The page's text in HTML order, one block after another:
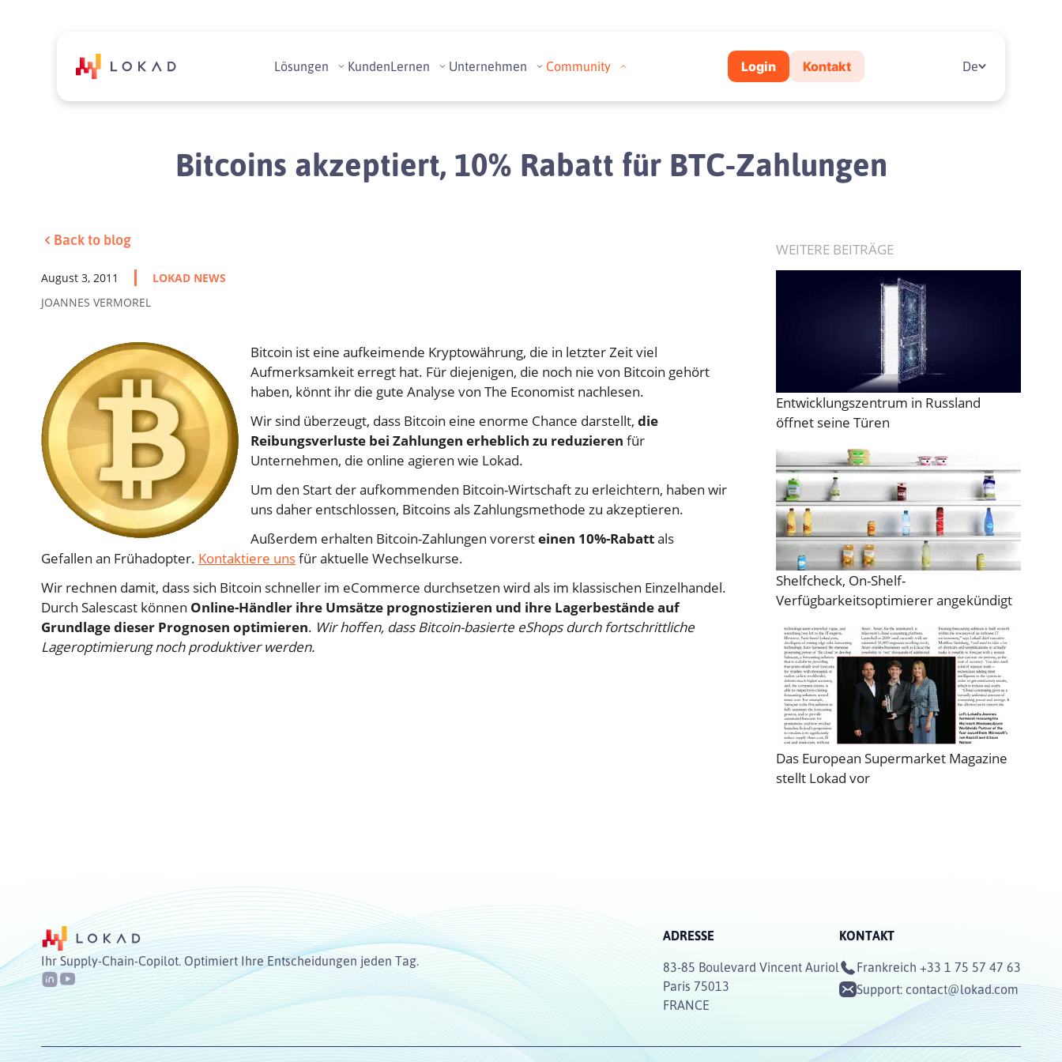
Lösungen KundenLernen Unternehmen Community Login Kontakt De
Bitcoins akzeptiert, 10% Rabatt für BTC-Zahlungen
Back to blog
August 3, 2011
LOKAD NEWS
JOANNES VERMOREL
Bitcoin ist eine aufkeimende Kryptowährung, die in letzter Zeit viel
Aufmerksamkeit erregt hat. Für diejenigen, die noch nie von Bitcoin gehört
haben, könnt ihr die gute Analyse von The Economist nachlesen.
Wir sind überzeugt, dass Bitcoin eine enorme Chance darstellt, die
Reibungsverluste bei Zahlungen erheblich zu reduzieren für
Unternehmen, die online agieren wie Lokad.
Um den Start der aufkommenden Bitcoin-Wirtschaft zu erleichtern, haben wir
uns daher entschlossen, Bitcoins als Zahlungsmethode zu akzeptieren.
Außerdem erhalten Bitcoin-Zahlungen vorersteinen 10%-Rabattals
Gefallen an Frühadopter. Kontaktiere unsfür aktuelle Wechselkurse.
Wir rechnen damit, dass sich Bitcoin schneller im eCommerce durchsetzen wird als im klassischen Einzelhandel.
Durch Salescast können Online-Händler ihre Umsätze prognostizieren und ihre Lagerbestände auf
Grundlage dieser Prognosen optimieren. Wir hoffen, dass Bitcoin-basierte eShops durch fortschrittliche
Lageroptimierung noch produktiver werden.
WEITERE BEITRÄGE
Entwicklungszentrum in Russland
öffnet seine Türen
Shelfcheck, On-Shelf-
Verfügbarkeitsoptimierer angekündigt
Das European Supermarket Magazine
stellt Lokad vor
Ihr Supply-Chain-Copilot. Optimiert Ihre Entscheidungen jeden Tag.
ADRESSE
83-85 Boulevard Vincent Auriol
Paris 75013
FRANCE
KONTAKT
Frankreich +33 1 75 57 47 63
Support: contact@lokad.com